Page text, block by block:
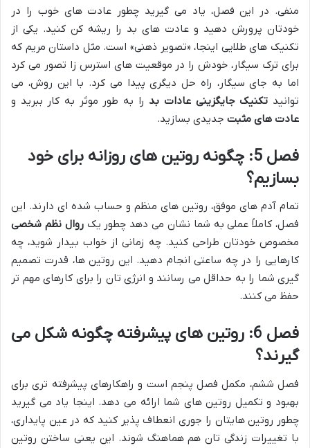
منفی. در این فصل، یاد می گیرید چطور عادت های خوب را در
خودتان پرورش دهید و عادت های بد را ریشه کن کنید. یکی از
تکنیک های طلایی اینجا، «تصویر ذهنی» است. مثل داستان مریم که
برای ترک سیگار، خودش را در موقعیت های استرس زا تصور می کرد
اما به جای سیگار، راه حل دیگری پیدا می کرد. با این روش، می
توانید تکنیک جایگزینی عادات بدرا به طور موثر به کار ببرید و
عادت های مثبت جدیدی بسازید.
فصل 5: چگونه روتین های روزانه برای خود
بسازیم؟
تمام آدم های موفق، روتین های منظم و حساب شده ای دارند. این
فصل، کاملاً عملی به شما نشان می دهد چطور یکروال نظم شخصی
مخصوص خودتان طراحی کنید. چه زمانی از خواب بیدار شوید، چه
کارهایی را در چه ساعتی انجام دهید. این روتین ها، قدرت تصمیم
گیری شما را به حداقل می رسانند و انرژی تان را برای کارهای مهم تر
حفظ می کنند.
فصل 6: روتین های پیشرفته چگونه شکل می
گیرند؟
فصل ششم، مکمل فصل پنجم است و راهکارهای پیشرفته تری برای
بهبود و تکمیل روتین های شما ارائه می دهد. اینجا یاد می گیرید
چطور روتین هایتان را جوری انعطاف پذیر کنید که در عین پایداری،
با تغییرات زندگی تان هم هماهنگ شوند. این یعنی ساختن روتین